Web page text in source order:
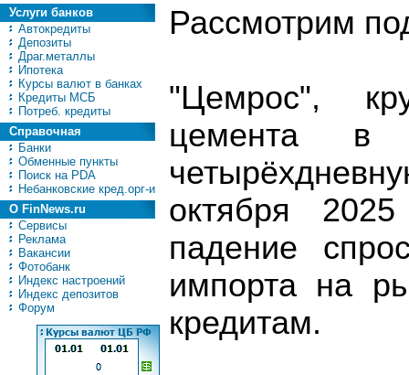
Услуги банков
Автокредиты
Депозиты
Драг.металлы
Ипотека
Курсы валют в банках
Кредиты МСБ
Потреб. кредиты
Справочная
Банки
Обменные пункты
Поиск на PDA
Небанковские кред.орг-и
О FinNews.ru
Сервисы
Реклама
Вакансии
Фотобанк
Индекс настроений
Индекс депозитов
Форум
Рассмотрим
"Цемрос",
цемента в
октября
падение
импорта на
кредитам.